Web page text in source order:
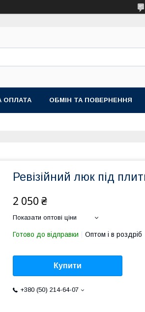
ОПЛАТА ОБМІН ТА ПОВЕРНЕННЯ
Ревізійний люк під
2 050 ₴
Показати оптові ціни
Готово до відправки Оптом і в роздріб
Купити
+380 (50) 214-64-07